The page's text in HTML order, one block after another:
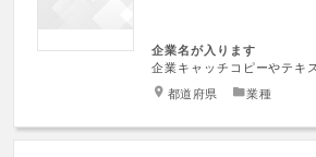
企業名が入ります
企業キャッチコピーやテキ
都道府県 業種